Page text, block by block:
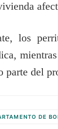
los
parte del
DE